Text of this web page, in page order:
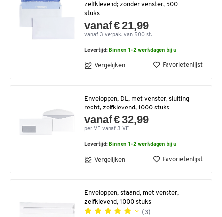
zelfklevend; zonder venster, 500
stuks
vanaf € 21,99
vanaf 3 verpak. van 500 st.
Levertijd:Binnen 1-2 werkdagen bij u
Vergelijken Favorietenlijst
Enveloppen, DL, met venster, sluiting
recht, zelfklevend, 1000 stuks
vanaf € 32,99
per VE vanaf 3 VE
Levertijd:Binnen 1-2 werkdagen bij u
Vergelijken Favorietenlijst
Enveloppen, staand, met venster,
zelfklevend, 1000 stuks
(3)